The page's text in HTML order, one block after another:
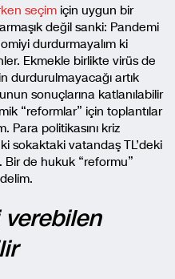
seçim için uygun bir
değil sanki: Pandemi
durdurmayalım ki
Ekmekle birlikte virüs de
durdurulmayacağı artık
sonuçlarına katlanılabilir
“reformlar” için toplantılar
Para politikasını kriz
sokaktaki vatandaş TL’deki
Bir de hukuk “reformu”